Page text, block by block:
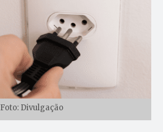
Foto: Divulgação